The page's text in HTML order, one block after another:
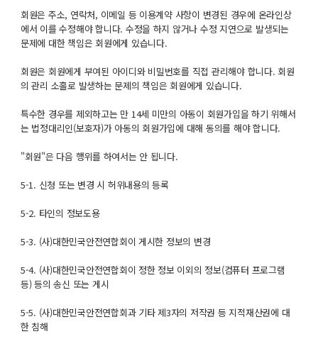
회원은 주소, 연락처, 이메일 등 이용계약 사항이 변경된 경우에 온라인상
에서 이를 수정해야 합니다. 수정을 하지 않거나 수정 지연으로 발생되는
문제에 대한 책임은 회원에게 있습니다.
회원은 회원에게 부여된 아이디와 비밀번호를 직접 관리해야 합니다. 회원
의 관리 소홀로 발생하는 문제의 책임은 회원에게 있습니다.
특수한 경우를 제외하고는 만 14세 미만의 아동이 회원가입을 하기 위해서
는 법정대리인(보호자)가 아동의 회원가입에 대해 동의를 해야 합니다.
"회원"은 다음 행위를 하여서는 안 됩니다.
5-1. 신청 또는 변경 시 허위내용의 등록
5-2. 타인의 정보도용
5-3. (사)대한민국안전연합회이 게시한 정보의 변경
5-4. (사)대한민국안전연합회이 정한 정보 이외의 정보(컴퓨터 프로그램
등) 등의 송신 또는 게시
5-5. (사)대한민국안전연합회과 기타 제3자의 저작권 등 지적재산권에 대
한 침해